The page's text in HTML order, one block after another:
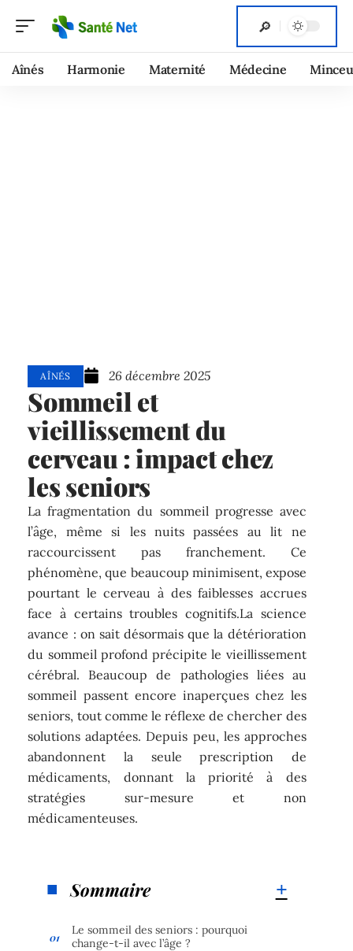
Aînés Harmonie Maternité Médecine
AÎNÉS 26 décembre 2025
Sommeil et
vieillissement du
cerveau : impact chez
les seniors
La fragmentation du sommeil progresse avec
l’âge, même si les nuits passées au lit ne
raccourcissent pas franchement. Ce
phénomène, que beaucoup minimisent, expose
pourtant le cerveau à des faiblesses accrues
face à certains troubles cognitifs.La science
avance : on sait désormais que la détérioration
du sommeil profond précipite le vieillissement
cérébral. Beaucoup de pathologies liées au
sommeil passent encore inaperçues chez les
seniors, tout comme le réflexe de chercher des
solutions adaptées. Depuis peu, les approches
abandonnent la seule prescription de
médicaments, donnant la priorité à des
stratégies sur-mesure et non
médicamenteuses.
Sommaire
Le sommeil des seniors : pourquoi
change-t-il avec l’âge ?